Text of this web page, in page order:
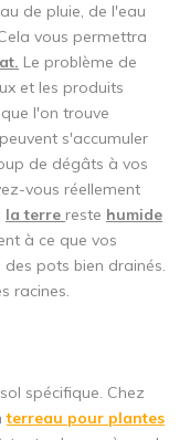
de pluie, de l'eau
vous permettra
Le problème de
et les produits
l'on trouve
s'accumuler
de dégâts à vos
vous réellement
la terre reste humide
à ce que vos
pots bien drainés.
racines.
spécifique. Chez
terreau pour plantes